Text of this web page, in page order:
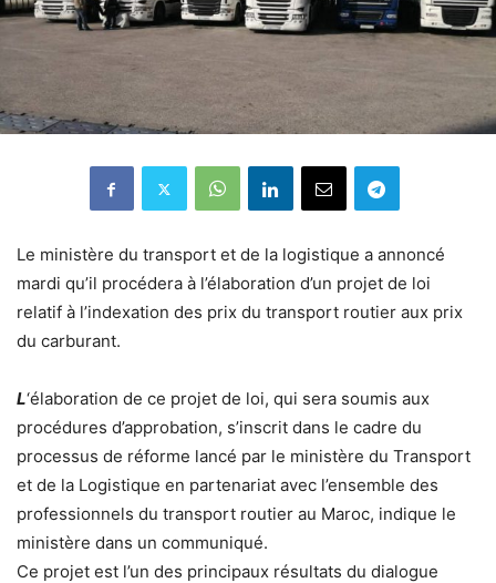
Le ministère du transport et de la logistique a annoncé
mardi qu’il procédera à l’élaboration d’un projet de loi
relatif à l’indexation des prix du transport routier aux prix
du carburant.
L‘élaboration de ce projet de loi, qui sera soumis aux
procédures d’approbation, s’inscrit dans le cadre du
processus de réforme lancé par le ministère du Transport
et de la Logistique en partenariat avec l’ensemble des
professionnels du transport routier au Maroc, indique le
ministère dans un communiqué.
Ce projet est l’un des principaux résultats du dialogue